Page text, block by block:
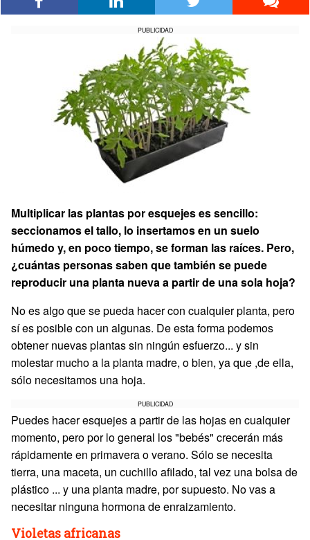
PUBLICIDAD
Multiplicar las plantas por esquejes es sencillo:
seccionamos el tallo, lo insertamos en un suelo
húmedo y, en poco tiempo, se forman las raíces. Pero,
¿cuántas personas saben que también se puede
reproducir una planta nueva a partir de una sola hoja?
No es algo que se pueda hacer con cualquier planta, pero
sí es posible con un algunas. De esta forma podemos
obtener nuevas plantas sin ningún esfuerzo... y sin
molestar mucho a la planta madre, o bien, ya que ,de ella,
sólo necesitamos una hoja.
PUBLICIDAD
Puedes hacer esquejes a partir de las hojas en cualquier
momento, pero por lo general los "bebés" crecerán más
rápidamente en primavera o verano. Sólo se necesita
tierra, una maceta, un cuchillo afilado, tal vez una bolsa de
plástico ... y una planta madre, por supuesto. No vas a
necesitar ninguna hormona de enraizamiento.
Violetas africanas